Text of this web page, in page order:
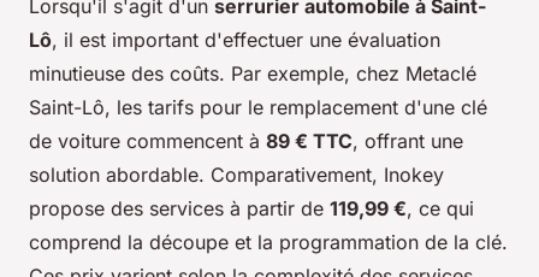
Lorsqu'il s'agit d'un serrurier automobile à Saint-
Lô, il est important d'effectuer une évaluation
minutieuse des coûts. Par exemple, chez Metaclé
Saint-Lô, les tarifs pour le remplacement d'une clé
de voiture commencent à 89 € TTC, offrant une
solution abordable. Comparativement, Inokey
propose des services à partir de 119,99 €, ce qui
comprend la découpe et la programmation de la clé.